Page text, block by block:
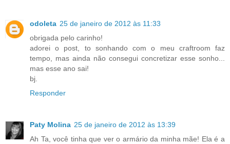
odoleta 25 de janeiro de 2012 às 11:33
obrigada pelo carinho!
adorei o post, to sonhando com o meu craftroom faz
tempo, mas ainda não consegui concretizar esse sonho...
mas esse ano sai!
bj.
Responder
Paty Molina 25 de janeiro de 2012 às 13:39
Ah Ta, você tinha que ver o armário da minha mãe! Ela é a